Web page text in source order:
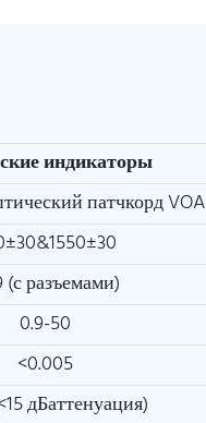
индикаторы
патчкорд VOA
(с разъемами)
0.9-50
<0.005
дБаттенуация)